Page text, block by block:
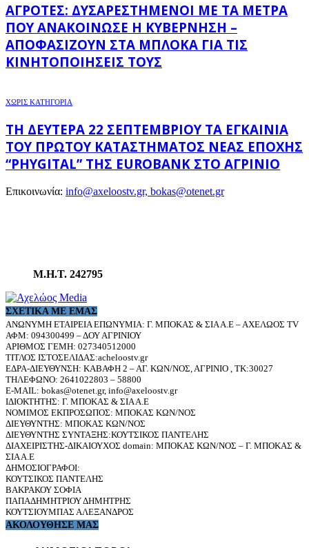
ΑΓΡΌΤΕΣ: ΔΥΣΑΡΕΣΤΗΜΈΝΟΙ ΜΕ ΤΑ ΜΈΤΡΑ
ΠΟΥ ΑΝΑΚΟΊΝΩΣΕ Η ΚΥΒΈΡΝΗΣΗ –
ΑΠΟΦΑΣΊΖΟΥΝ ΣΤΑ ΜΠΛΌΚΑ ΓΙΑ ΤΙΣ
ΚΙΝΗΤΟΠΟΙΉΣΕΙΣ ΤΟΥΣ
ΧΩΡΊΣ ΚΑΤΗΓΟΡΊΑ
ΤΗ ΔΕΥΤΈΡΑ 22 ΣΕΠΤΕΜΒΡΊΟΥ ΤΑ ΕΓΚΑΊΝΙΑ
ΤΟΥ ΠΡΏΤΟΥ ΚΑΤΑΣΤΉΜΑΤΟΣ ΝΈΑΣ ΕΠΟΧΉΣ
“PHYGITAL” ΤΗΣ EUROBANK ΣΤΟ ΑΓΡΊΝΙΟ
Επικοινωνία: info@axeloostv.gr, bokas@otenet.gr
Μ.Η.Τ. 242795
ΣΧΕΤΙΚΆ ΜΕ ΕΜΆΣ
ΑΝΩΝΥΜΗ ΕΤΑΙΡΕΙΑ ΕΠΩΝΥΜΙΑ: Γ. ΜΠΟΚΑΣ & ΣΙΑ Α.Ε – ΑΧΕΛΩΟΣ TV
ΑΦΜ: 094300499 – ΔΟΥ ΑΓΡΙΝΙΟΥ
ΑΡΙΘΜΟΣ ΓΕΜΗ: 027340512000
ΤΙΤΛΟΣ ΙΣΤΟΣΕΛΙΔΑΣ:acheloostv.gr
ΕΔΡΑ-ΔΙΕΥΘΥΝΣΗ: ΚΑΒΑΦΗ 2 – ΑΓ. ΚΩΝ/ΝΟΣ, ΑΓΡΙΝΙΟ , ΤΚ:30027
ΤΗΛΕΦΩΝΟ: 2641022803 – 58800
E-MAIL: bokas@otenet.gr, info@axeloostv.gr
ΙΔΙΟΚΤΗΤΗΣ: Γ. ΜΠΟΚΑΣ & ΣΙΑ Α.Ε
ΝΟΜΙΜΟΣ ΕΚΠΡΟΣΩΠΟΣ: ΜΠΟΚΑΣ ΚΩΝ/ΝΟΣ
ΔΙΕΥΘΥΝΤΗΣ: ΜΠΟΚΑΣ ΚΩΝ/ΝΟΣ
ΔΙΕΥΘΥΝΤΗΣ ΣΥΝΤΑΞΗΣ:ΚΟΥΤΣΙΚΟΣ ΠΑΝΤΕΛΗΣ
ΔΙΑΧΕΙΡΙΣΤΗΣ-ΔΙΚΑΙΟΥΧΟΣ domain: ΜΠΟΚΑΣ ΚΩΝ/ΝΟΣ – Γ. ΜΠΟΚΑΣ &
ΣΙΑ Α.Ε
ΔΗΜΟΣΙΟΓΡΑΦΟΙ:
ΚΟΥΤΣΙΚΟΣ ΠΑΝΤΕΛΗΣ
ΒΑΚΡΑΚΟΥ ΣΟΦΙΑ
ΠΑΠΑΔΗΜΗΤΡΙΟΥ ΔΗΜΗΤΡΗΣ
ΚΟΥΤΣΙΟΥΜΠΑΣ ΑΛΕΞΑΝΔΡΟΣ
ΑΚΟΛΟΥΘΗΣΕ ΜΑΣ